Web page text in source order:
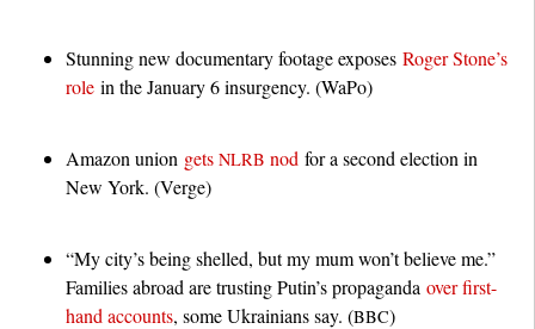
Stunning new documentary footage exposes Roger Stone’s
role in the January 6 insurgency. (WaPo)
Amazon union gets NLRB nod for a second election in
New York. (Verge)
“My city’s being shelled, but my mum won’t believe me.”
Families abroad are trusting Putin’s propaganda over first-
hand accounts, some Ukrainians say. (BBC)